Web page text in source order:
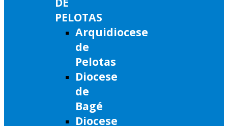
PELOTAS
Arquidiocese
de
Pelotas
Diocese
de
Bagé
Diocese